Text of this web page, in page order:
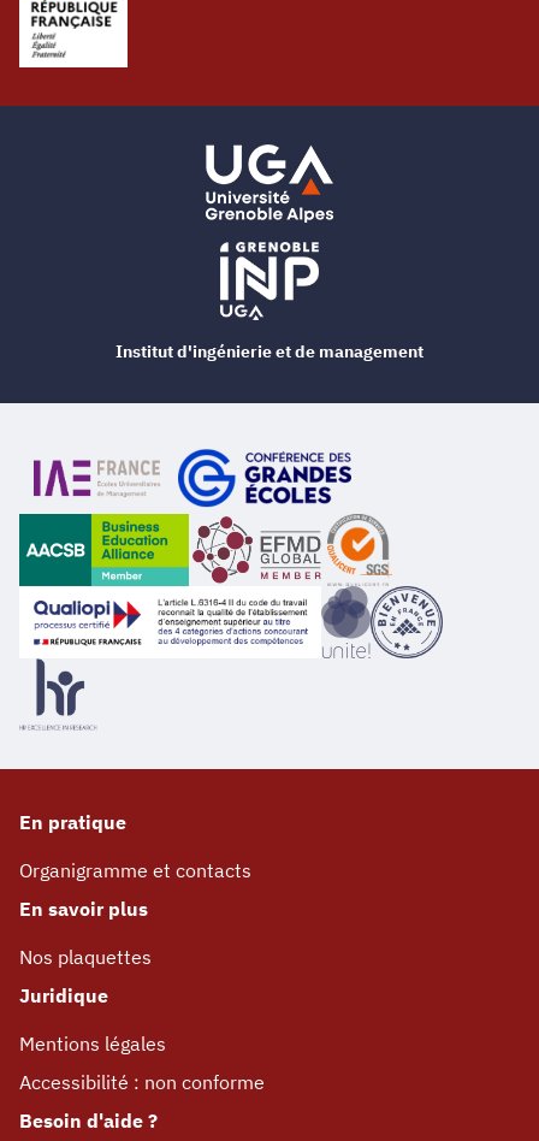
En pratique
Organigramme et contacts
En savoir plus
Nos plaquettes
Juridique
Mentions légales
Accessibilité : non conforme
Besoin d'aide ?
Institut d'ingénierie et de management